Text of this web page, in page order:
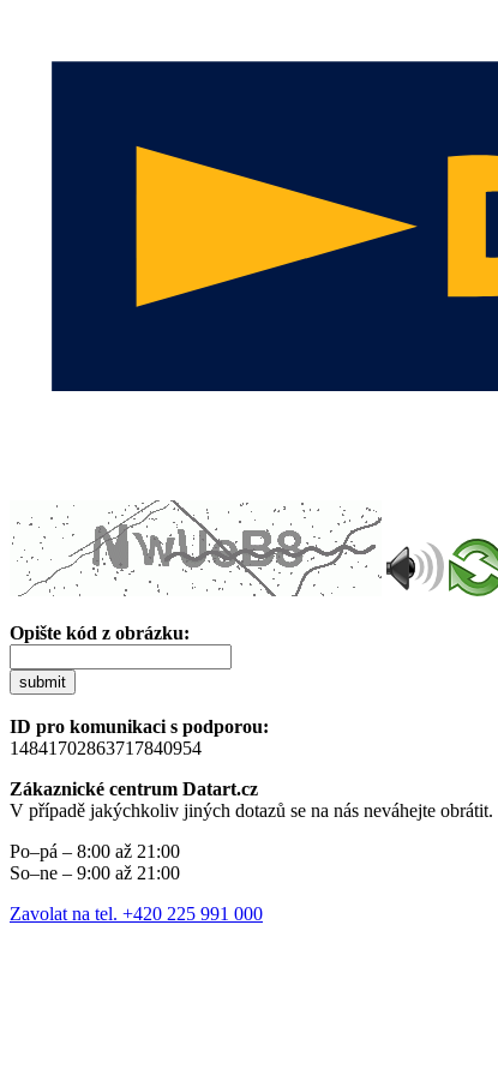
Opište kód z obrázku:
submit
ID pro komunikaci s podporou:
14841702863717840954
Zákaznické centrum Datart.cz
V případě jakýchkoliv jiných dotazů se na nás neváhejte obrátit.
Po–pá – 8:00 až 21:00
So–ne – 9:00 až 21:00
Zavolat na tel. +420 225 991 000